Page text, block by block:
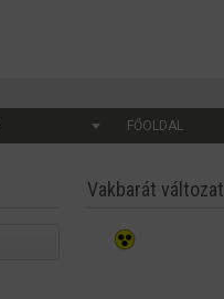
FŐOLDAL
Vakbarát változat